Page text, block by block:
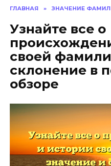
ГЛАВНАЯ » ЗНАЧЕНИЕ
Узнайте все о
своей
склонение в
обзоре